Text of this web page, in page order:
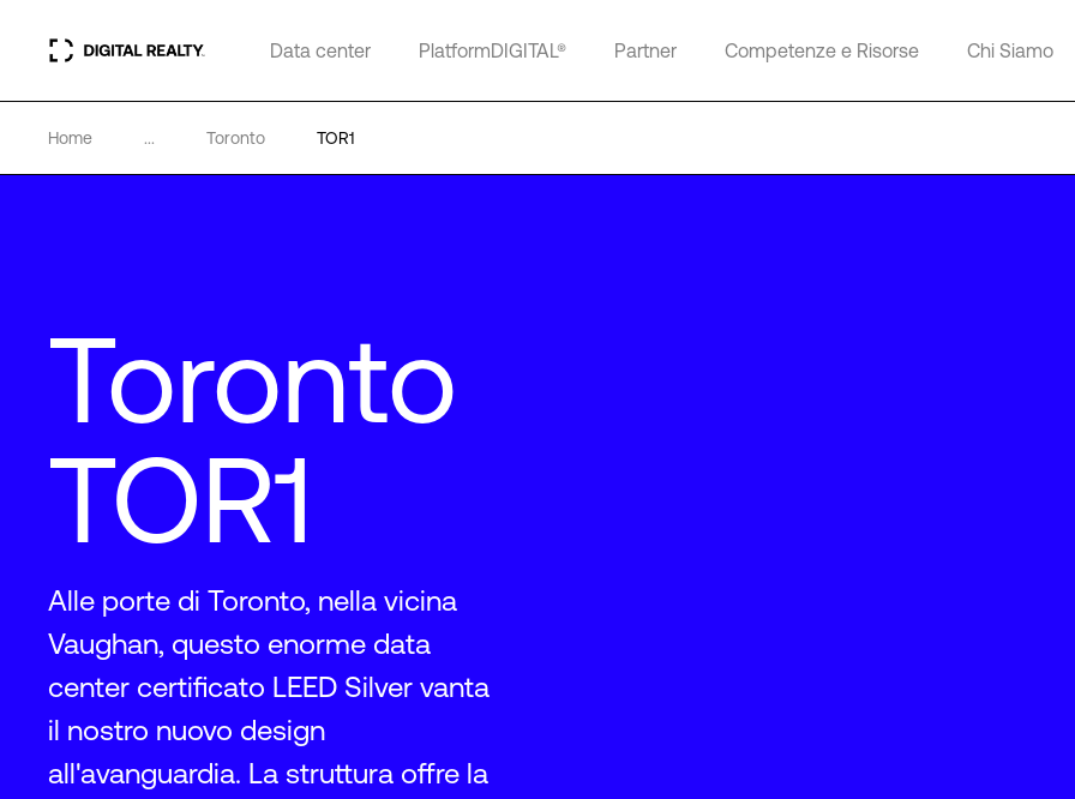
Data center PlatformDIGITAL® Partner Competenze e Risorse Chi Siamo
Home ... Toronto TOR1
Toronto
TOR1
Alle porte di Toronto, nella vicina
Vaughan, questo enorme data
center certificato LEED Silver vanta
il nostro nuovo design
all'avanguardia. La struttura offre la